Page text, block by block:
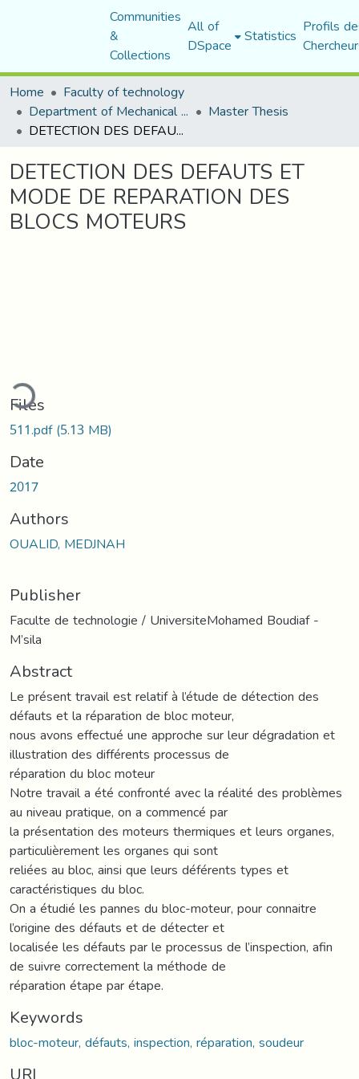
Communities
&
Collections
All of
DSpace Statistics Profils
Home
Faculty of technology
Department of Mechanical Engineering Master Thesis
DETECTION DES DEFAUTS ET MODE DE REPARATION DES BLOCS MOTEURS
DETECTION DES DEFAUTS ET
MODE DE REPARATION DES
BLOCS MOTEURS
Files
511.pdf(5.13 MB)
Date
2017
Authors
OUALID, MEDJNAH
Publisher
Faculte de technologie / UniversiteMohamed Boudiaf -
M’sila
Abstract
Le présent travail est relatif à l’étude de détection des
défauts et la réparation de bloc moteur,
nous avons effectué une approche sur leur dégradation et
illustration des différents processus de
réparation du bloc moteur
Notre travail a été confronté avec la réalité des problèmes
au niveau pratique, on a commencé par
la présentation des moteurs thermiques et leurs organes,
particulièrement les organes qui sont
reliées au bloc, ainsi que leurs déférents types et
caractéristiques du bloc.
On a étudié les pannes du bloc-moteur, pour connaitre
l’origine des défauts et de détecter et
localisée les défauts par le processus de l’inspection, afin
de suivre correctement la méthode de
réparation étape par étape.
Keywords
bloc-moteur, défauts, inspection, réparation, soudeur